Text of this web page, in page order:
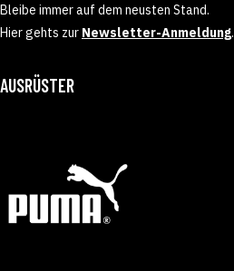
Bleibe immer auf dem neusten Stand.
Hier gehts zur Newsletter-Anmeldung.
AUSRÜSTER